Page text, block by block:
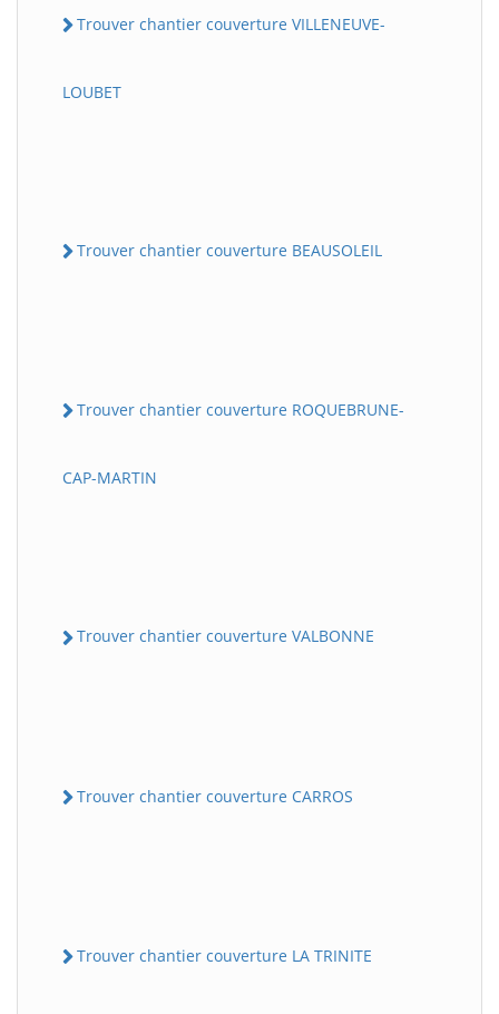
Trouver chantier couverture VILLENEUVE-
LOUBET
Trouver chantier couverture BEAUSOLEIL
Trouver chantier couverture ROQUEBRUNE-
CAP-MARTIN
Trouver chantier couverture VALBONNE
Trouver chantier couverture CARROS
Trouver chantier couverture LA TRINITE